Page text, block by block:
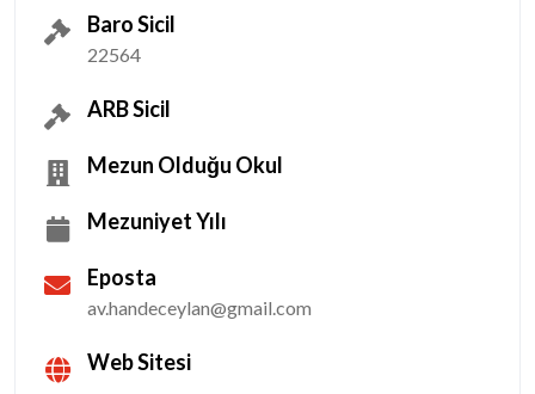
Baro Sicil
22564
ARB Sicil
Mezun Olduğu Okul
Mezuniyet Yılı
Eposta
av.handeceylan@gmail.com
Web Sitesi